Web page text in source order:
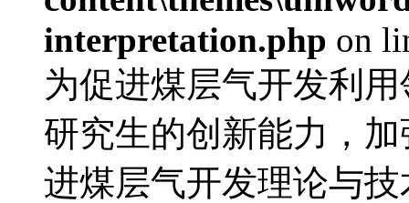
interpretation.php on
为促进煤层气开发利
研究生的创新能力，
进煤层气开发理论与